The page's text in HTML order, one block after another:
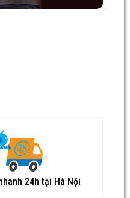
24h tại Hà Nội